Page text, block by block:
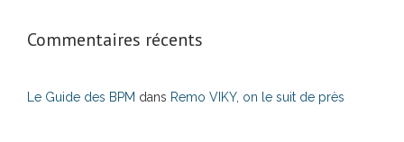
Commentaires récents
Le Guide des BPM dans Remo VIKY, on le suit de près